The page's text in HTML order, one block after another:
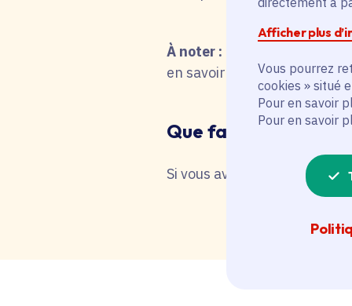
Afficher plus
Vous pourrez
cookies » situé
Pour en savoir
Pour en savoir
À noter :
pour une
en savoir plus en
Que faire en cas de
Si vous avez besoin d'une